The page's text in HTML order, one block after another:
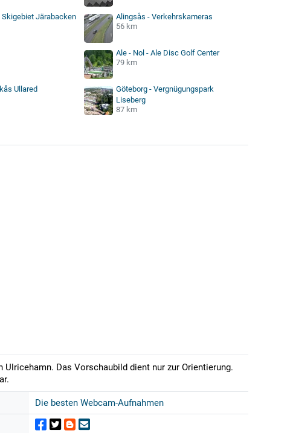
Järabacken
Alingsås - Verkehrskameras
56 km
Ale - Nol - Ale Disc Golf Center
79 km
Ullared
Göteborg - Vergnügungspark
Liseberg
87 km
Das Vorschaubild dient nur zur Orientierung.
Die besten Webcam-Aufnahmen